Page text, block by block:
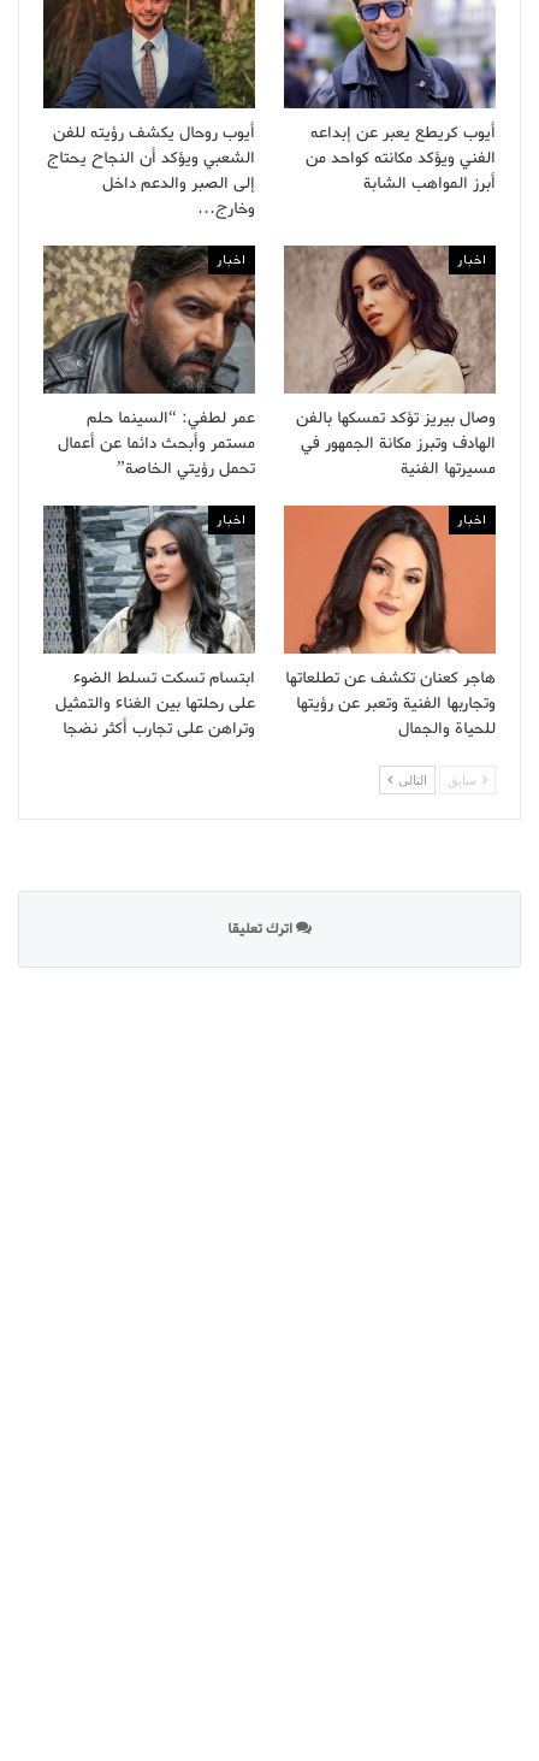
أيوب كريطع يعبر عن إبداعه
الفني ويؤكد مكانته كواحد من
أبرز المواهب الشابة
أيوب روحال يكشف رؤيته للفن
الشعبي ويؤكد أن النجاح يحتاج
إلى الصبر والدعم داخل
وخارج…
اخبار
وصال بيريز تؤكد تمسكها بالفن
الهادف وتبرز مكانة الجمهور في
مسيرتها الفنية
اخبار
عمر لطفي: “السينما حلم
مستمر وأبحث دائما عن أعمال
تحمل رؤيتي الخاصة”
اخبار
هاجر كعنان تكشف عن تطلعاتها
وتجاربها الفنية وتعبر عن رؤيتها
للحياة والجمال
اخبار
ابتسام تسكت تسلط الضوء
على رحلتها بين الغناء والتمثيل
وتراهن على تجارب أكثر نضجا
سابق التالى
اترك تعليقا